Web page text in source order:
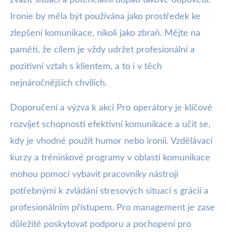
Ironie by měla být používána jako prostředek ke
zlepšení komunikace, nikoli jako zbraň. Mějte na
paměti, že cílem je vždy udržet profesionální a
pozitivní vztah s klientem, a to i v těch
nejnáročnějších chvílích.
Doporučení a výzva k akci Pro operátory je klíčové
rozvíjet schopnosti efektivní komunikace a učit se,
kdy je vhodné použít humor nebo ironii. Vzdělávací
kurzy a tréninkové programy v oblasti komunikace
mohou pomoci vybavit pracovníky nástroji
potřebnými k zvládání stresových situací s grácií a
profesionálním přístupem. Pro management je zase
důležité poskytovat podporu a pochopení pro